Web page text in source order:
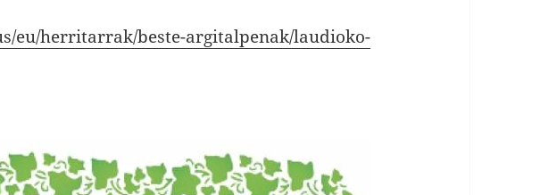
eu/herritarrak/beste-argitalpenak/laudioko-